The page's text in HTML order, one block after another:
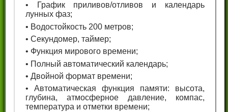
• График приливов/отливов и календарь
лунных фаз;
• Водостойкость 200 метров;
• Секундомер, таймер;
• Функция мирового времени;
• Полный автоматический календарь;
• Двойной формат времени;
• Автоматическая функция памяти: высота,
глубина, атмосферное давление, компас,
температура и отметки времени;